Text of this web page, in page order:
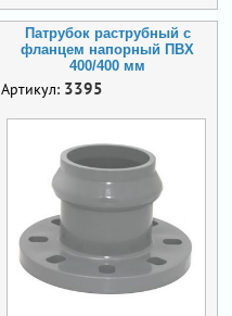
Патрубок раструбный с
фланцем напорный ПВХ
400/400 мм
Артикул: 3395